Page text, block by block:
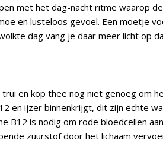
met het dag-nacht ritme waarop
en lusteloos gevoel. Een moetje
dag vang je daar meer licht op
en kop thee nog niet genoeg om
en ijzer binnenkrijgt, dit zijn echte
B12 is nodig om rode bloedcellen
zuurstof door het lichaam